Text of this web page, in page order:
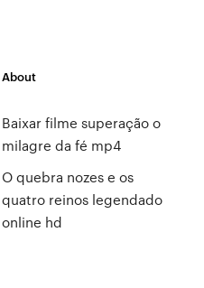
About
Baixar filme superação o
milagre da fé mp4
O quebra nozes e os
quatro reinos legendado
online hd